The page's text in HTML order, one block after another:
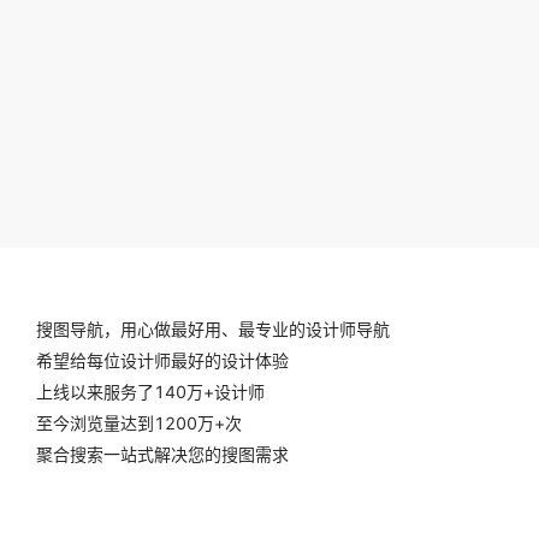
搜图导航，用心做最好用、最专业的设计师导航
希望给每位设计师最好的设计体验
上线以来服务了140万+设计师
至今浏览量达到1200万+次
聚合搜索一站式解决您的搜图需求